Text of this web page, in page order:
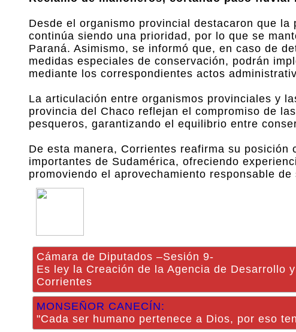
Desde el organismo provincial destacaron que
continúa siendo una prioridad, por lo que se
Paraná. Asimismo, se informó que, en caso de
medidas especiales de conservación, podrán
mediante los correspondientes actos
La articulación entre organismos provinciales y
provincia del Chaco reflejan el compromiso de
pesqueros, garantizando el equilibrio entre
De esta manera, Corrientes reafirma su
importantes de Sudamérica, ofreciendo
promoviendo el aprovechamiento responsable
Cámara de Diputados –Sesión 9-
Es ley la Creación de la Agencia de Desarrollo
Corrientes
MONSEÑOR CANECÍN:
"Cada ser humano pertenece a Dios, por eso